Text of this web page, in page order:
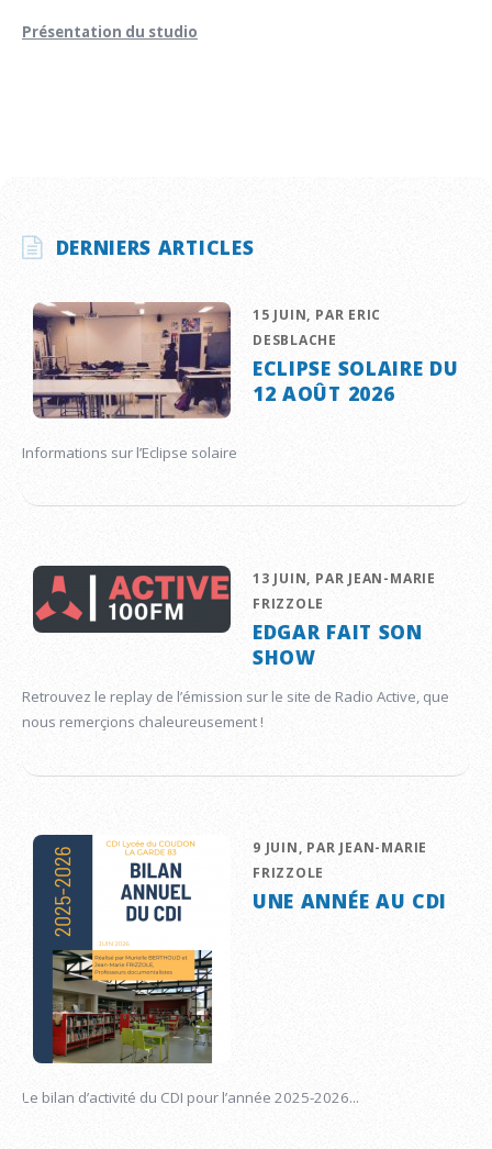
Présentation du studio
DERNIERS ARTICLES
15 JUIN, PAR ERIC
DESBLACHE
ECLIPSE SOLAIRE DU
12 AOÛT 2026
Informations sur l’Eclipse solaire
13 JUIN, PAR JEAN-MARIE
FRIZZOLE
EDGAR FAIT SON
SHOW
Retrouvez le replay de l’émission sur le site de Radio Active, que
nous remerçions chaleureusement !
9 JUIN, PAR JEAN-MARIE
FRIZZOLE
UNE ANNÉE AU CDI
Le bilan d’activité du CDI pour l’année 2025-2026...